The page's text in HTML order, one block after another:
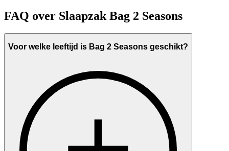
FAQ over Slaapzak Bag 2 Seasons
Voor welke leeftijd is Bag 2 Seasons geschikt?